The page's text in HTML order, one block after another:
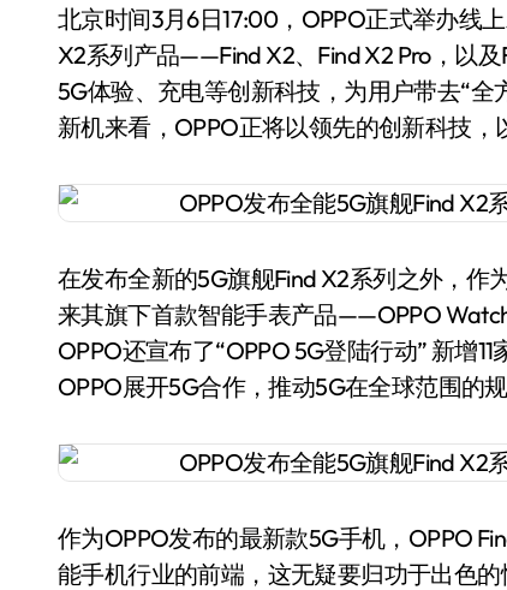
北京时间3月6日17:00，OPPO正式举办线
X2系列产品——Find X2、Find X2 Pro，以
5G体验、充电等创新科技，为用户带去“
新机来看，OPPO正将以领先的创新科技，
在发布全新的5G旗舰Find X2系列之外，作
来其旗下首款智能手表产品——OPPO
OPPO还宣布了“OPPO 5G登陆行动” 新增
OPPO展开5G合作，推动5G在全球范围的规
作为OPPO发布的最新款5G手机，OPPO
能手机行业的前端，这无疑要归功于出色的